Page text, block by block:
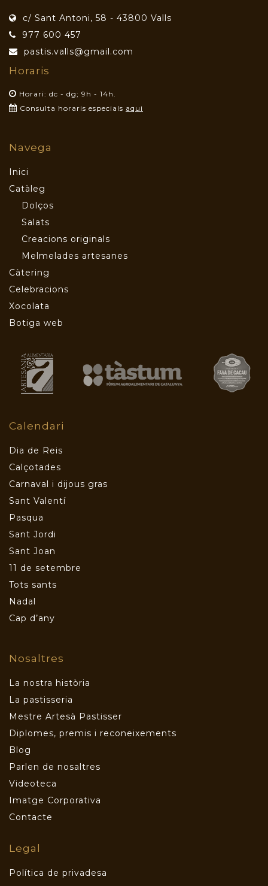
c/ Sant Antoni, 58 - 43800 Valls
977 600 457
pastis.valls@gmail.com
Horaris
Horari: dc - dg; 9h - 14h.
Consulta horaris especials aqui
Navega
Inici
Catàleg
Dolços
Salats
Creacions originals
Melmelades artesanes
Càtering
Celebracions
Xocolata
Botiga web
Calendari
Dia de Reis
Calçotades
Carnaval i dijous gras
Sant Valentí
Pasqua
Sant Jordi
Sant Joan
11 de setembre
Tots sants
Nadal
Cap d’any
Nosaltres
La nostra història
La pastisseria
Mestre Artesà Pastisser
Diplomes, premis i reconeixements
Blog
Parlen de nosaltres
Videoteca
Imatge Corporativa
Contacte
Legal
Política de privadesa